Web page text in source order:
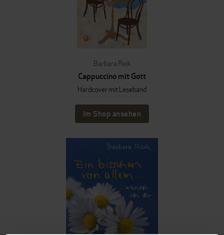
Barbara Reik
Cappuccino mit Gott
Hardcover mit Leseband
Im Shop ansehen